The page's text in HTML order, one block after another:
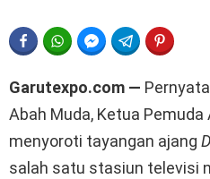
FACEBOOKWHATSAPPFACEBOOK
TELEGRAM
Garutexpo.com —
Abah Muda, Ketua Pemuda
menyoroti tayangan ajang
salah satu stasiun televisi